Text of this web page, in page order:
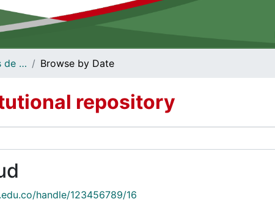
Facultad de Ciencias de la Salud Browse by Date
repository
handle/123456789/16